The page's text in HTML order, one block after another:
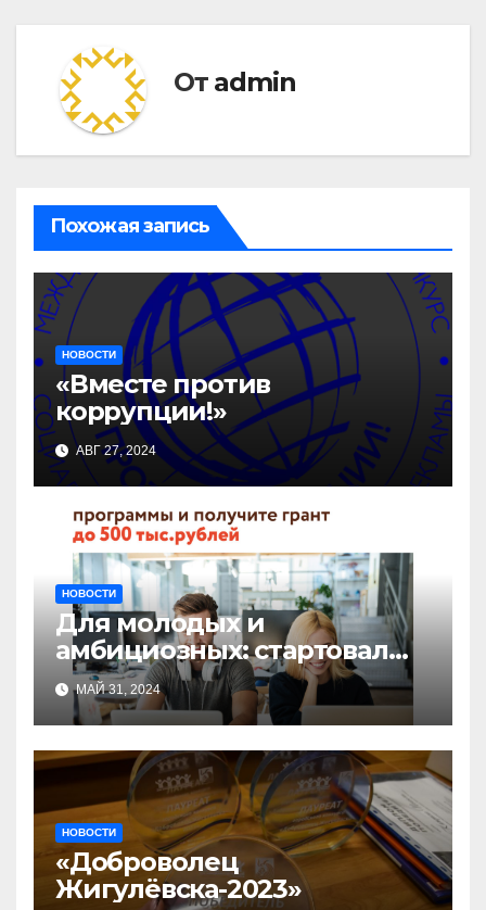
От admin
Похожая запись
НОВОСТИ
«Вместе против
коррупции!»
АВГ 27, 2024
НОВОСТИ
Для молодых и
амбициозных: стартовал
прием заявок на участие в
бизнес-акселераторе «Ты
предприниматель»
МАЙ 31, 2024
НОВОСТИ
«Доброволец
Жигулёвска-2023»